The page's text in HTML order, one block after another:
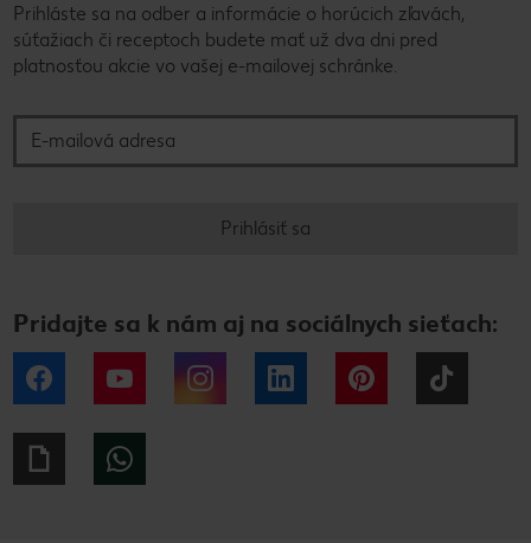
Prihláste sa na odber a informácie o horúcich zľavách,
súťažiach či receptoch budete mať už dva dni pred
platnosťou akcie vo vašej e-mailovej schránke.
Prihlásiť sa
Pridajte sa k nám aj na sociálnych sieťach:
Facebook YouTube Instagram LinkedIn Pinterest
Giphy